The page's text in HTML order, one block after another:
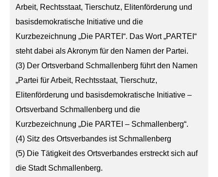
Arbeit, Rechtsstaat, Tierschutz, Elitenförderung und
basisdemokratische Initiative und die
Kurzbezeichnung „Die PARTEI“. Das Wort „PARTEI“
steht dabei als Akronym für den Namen der Partei.
(3) Der Ortsverband Schmallenberg führt den Namen
„Partei für Arbeit, Rechtsstaat, Tierschutz,
Elitenförderung und basisdemokratische Initiative –
Ortsverband Schmallenberg und die
Kurzbezeichnung „Die PARTEI – Schmallenberg“.
(4) Sitz des Ortsverbandes ist Schmallenberg
(5) Die Tätigkeit des Ortsverbandes erstreckt sich auf
die Stadt Schmallenberg.